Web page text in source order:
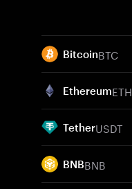
BitcoinBTC
EthereumETH
TetherUSDT
BNBBNB